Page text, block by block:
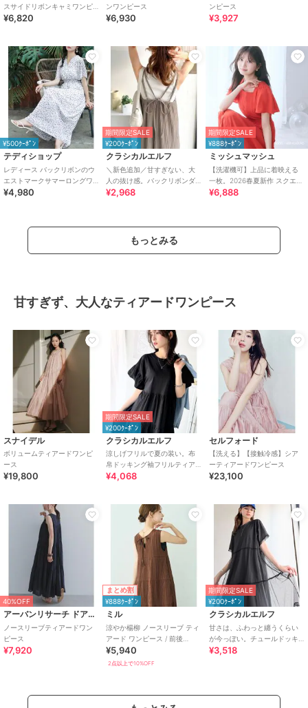
スサイドリボンキャミワンピ
ース
¥6,820
ンワンピース
¥6,930
ンピース
¥3,927
¥500ｸｰﾎﾟﾝ
テディショップ
レディース バックリボンのウ
エストマークサマーロングワ
ンピース
¥4,980
期間限定SALE
¥200ｸｰﾎﾟﾝ
クラシカルエルフ
＼新色追加／甘すぎない、大
人の抜け感。バックリボンダ
ブルストラッププリーツキャ
¥2,968
期間限定SALE
¥888ｸｰﾎﾟﾝ
ミッシュマッシュ
【洗濯機可】上品に着映える
一枚。2026春夏新作 スクエア
ネックバックリボンAラインワ
¥6,888
もっとみる
甘すぎず、大人なティアードワンピース
スナイデル
ボリュームティアードワンピ
ース
¥19,800
期間限定SALE
¥200ｸｰﾎﾟﾝ
クラシカルエルフ
涼しげフリルで夏の装い。布
帛ドッキング袖フリルティア
ードワンピース(ロング丈)
¥4,068
セルフォード
【洗える】【接触冷感】シア
ーティアードワンピース
¥23,100
40%OFF
アーバンリサーチ ドアーズ
ノースリーブティアードワン
ピース
¥7,920
まとめ割
¥888ｸｰﾎﾟﾝ
ミル
涼やか楊柳 ノースリーブ ティ
アード ワンピース / 前後
2way 【mil/ミル】
¥5,940
2点以上で10%OFF
期間限定SALE
¥200ｸｰﾎﾟﾝ
クラシカルエルフ
甘さは、ふわっと纏うくらい
が今っぽい。チュールドッキ
ングティアードロングワンピ
¥3,518